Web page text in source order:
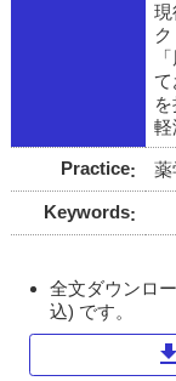
現
て
軽
Practice
薬
Keywords
全文ダウンロ
込) です。
download